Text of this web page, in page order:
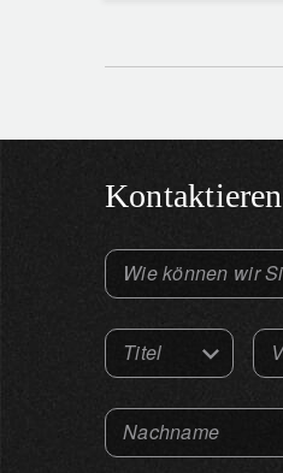
Select an Option
Wie können wir
Titel
Nachname